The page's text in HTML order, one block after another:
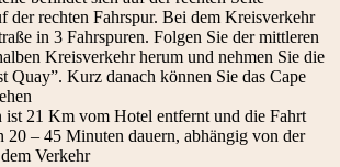
der rechten Fahrspur. Bei dem Kreisverkehr
in 3 Fahrspuren. Folgen Sie der mittleren
Kreisverkehr herum und nehmen Sie die
Quay”. Kurz danach können Sie das Cape
ist 21 Km vom Hotel entfernt und die Fahrt
20 – 45 Minuten dauern, abhängig von der
Verkehr